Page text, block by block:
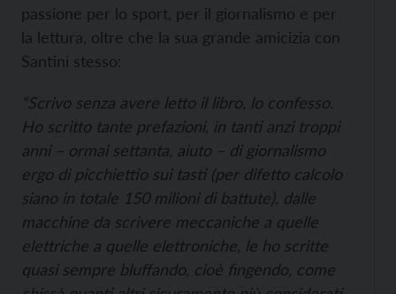
passione per lo sport, per il giornalismo e per
la lettura, oltre che la sua grande amicizia con
Santini stesso:
“Scrivo senza avere letto il libro, lo confesso.
Ho scritto tante prefazioni, in tanti anzi troppi
anni – ormai settanta, aiuto – di giornalismo
ergo di picchiettio sui tasti (per difetto calcolo
siano in totale 150 milioni di battute), dalle
macchine da scrivere meccaniche a quelle
elettriche a quelle elettroniche, le ho scritte
quasi sempre bluffando, cioè fingendo, come